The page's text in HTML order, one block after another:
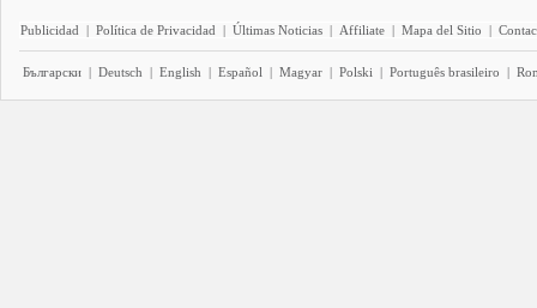
Publicidad | Política de Privacidad | Últimas Noticias | Affiliate | Mapa del Sitio |
Български | Deutsch | English | Español | Magyar | Polski | Português brasileiro |